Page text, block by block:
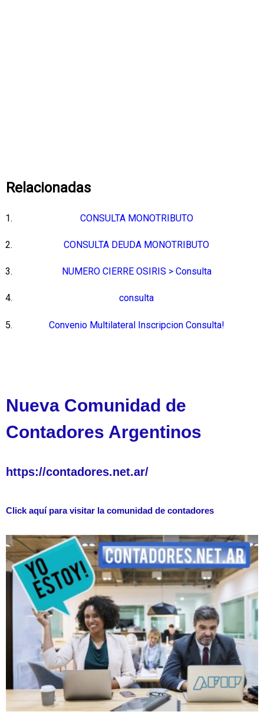
Relacionadas
CONSULTA MONOTRIBUTO
CONSULTA DEUDA MONOTRIBUTO
NUMERO CIERRE OSIRIS > Consulta
consulta
Convenio Multilateral Inscripcion Consulta!
Nueva Comunidad de
Contadores Argentinos
https://contadores.net.ar/
Click aquí para visitar la comunidad de contadores